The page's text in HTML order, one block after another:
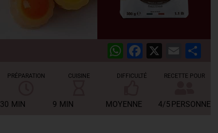
WhatsApp
Facebook
X
PRÉPARATION
30 MIN
CUISINE
9 MIN
DIFFICULTÉ
MOYENNE
RECETTE POUR
4/5 PERSONNES